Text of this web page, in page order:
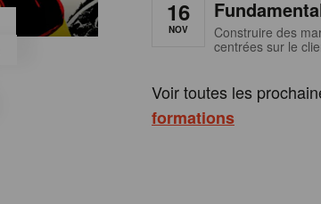
16
NOV
Construire des
centrées sur le
Voir toutes les
formations